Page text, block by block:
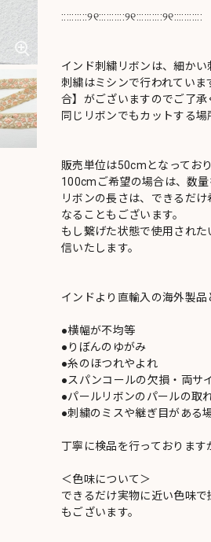
::::::::::୨୧::::::::::୨୧::::::::::୨୧:::::::::::
インド刺繍リボンは、細かい
刺繍はミシンで行われてい
合】がございますのでご了承
同じリボンでもカットする
販売単位は50cmとなっており
100cmご希望の場合は、数
リボンの長さは、できるだ
なることもございます。
もし繋げた状態で使用され
信いたします。
インドより直輸入の海外製品
●横幅が不均等
●りぼんのゆがみ
●糸のほつれやよれ
●スパンコールの欠損・両サ
●パールリボンのパールの取
●刺繍のミスや継ぎ目がある
丁寧に検品を行っております
＜色味について＞
できるだけ実物に近い色味
もございます。